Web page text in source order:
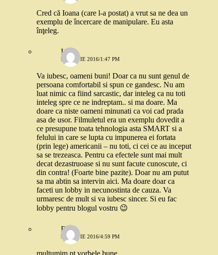
Cred că Ioana (care l-a postat) a vrut sa ne dea un
exemplu de încercare de manipulare. Eu asta
înţeleg.
Ioana
9 MARTIE 2016/1:47 PM
Va iubesc, oameni buni! Doar ca nu sunt genul de
persoana comfortabil si spun ce gandesc. Nu am
luat nimic ca fiind sarcastic, dar inteleg ca nu toti
inteleg spre ce ne indreptam.. si ma doare. Ma
doare ca niste oameni minunati ca voi cad prada
asa de usor. Filmuletul era un exemplu dovedit a
ce presupune toata tehnologia asta SMART si a
felului in care se lupta cu impunerea ei fortata
(prin lege) americanii – nu toti, ci cei ce au inceput
sa se trezeasca. Pentru ca efectele sunt mai mult
decat dezastruoase si nu sunt facute cunoscute, ci
din contra! (Foarte bine pazite). Doar nu am putut
sa ma abtin sa intervin aici. Ma doare doar ca
faceti un lobby in necunostinta de cauza. Va
urmaresc de mult si va iubesc sincer. Si eu fac
lobby pentru blogul vostru 😉
Robo
9 MARTIE 2016/4:59 PM